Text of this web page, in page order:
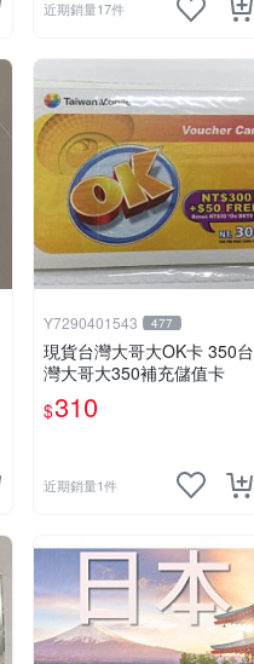
近期銷量17件
Y7290401543 477
現貨台灣大哥大OK卡 350台
灣大哥大350補充儲值卡
$310
近期銷量1件